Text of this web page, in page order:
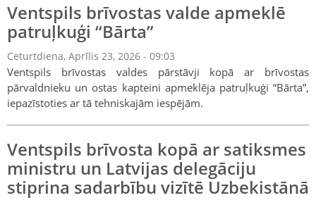
Ventspils brīvostas valde apmeklē
patruļkuģi “Bārta”
Ceturtdiena, Aprīlis 23, 2026 - 09:03
Ventspils brīvostas valdes pārstāvji kopā ar brīvostas
pārvaldnieku un ostas kapteini apmeklēja patruļkuģi “Bārta”,
iepazīstoties ar tā tehniskajām iespējām.
Ventspils brīvosta kopā ar satiksmes
ministru un Latvijas delegāciju
stiprina sadarbību vizītē Uzbekistānā